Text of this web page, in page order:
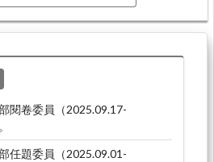
閱卷委員（2025.09.17-
任題委員（2025.09.01-